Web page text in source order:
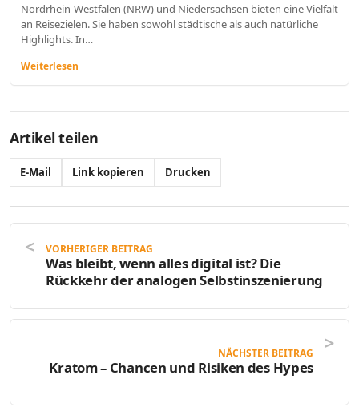
Nordrhein-Westfalen (NRW) und Niedersachsen bieten eine Vielfalt
an Reisezielen. Sie haben sowohl städtische als auch natürliche
Highlights. In…
Weiterlesen
Artikel teilen
E-Mail Link kopieren Drucken
VORHERIGER BEITRAG
Was bleibt, wenn alles digital ist? Die
Rückkehr der analogen Selbstinszenierung
NÄCHSTER BEITRAG
Kratom – Chancen und Risiken des Hypes